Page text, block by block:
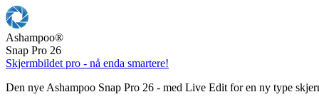
Ashampoo®
Snap Pro 26
Skjermbildet pro - nå enda smartere!
Den nye Ashampoo Snap Pro 26 - med Live Edit for en ny type